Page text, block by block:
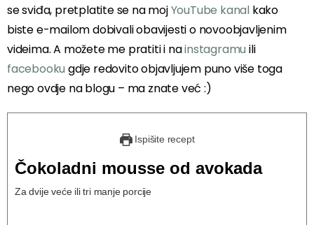
se sviđa, pretplatite se na mojYouTube kanal kako
biste e-mailom dobivali obavijesti o novoobjavljenim
videima. A možete me pratiti i nainstagramuili
facebookugdje redovito objavljujem puno više toga
nego ovdje na blogu – ma znate već :)
Ispišite recept
Čokoladni mousse od avokada
Za dvije veće ili tri manje porcije